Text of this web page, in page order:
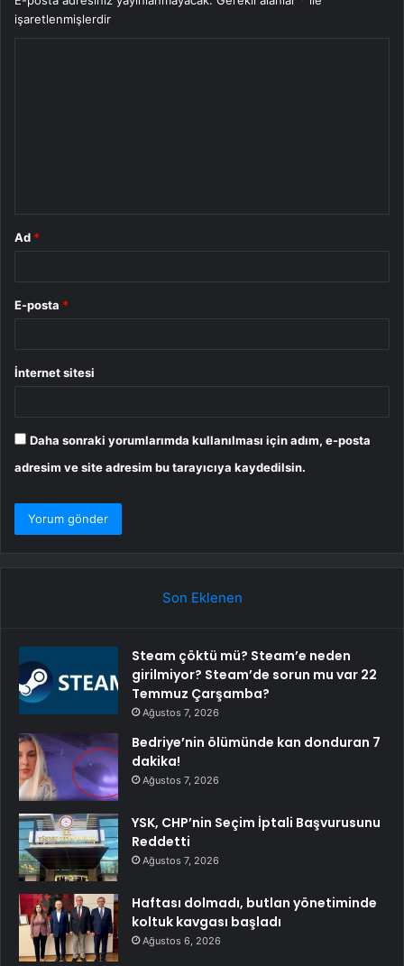
işaretlenmişlerdir
Ad *
E-posta *
İnternet sitesi
Daha sonraki yorumlarımda kullanılması için adım, e-posta
adresim ve site adresim bu tarayıcıya kaydedilsin.
Son Eklenen
Steam çöktü mü? Steam’e neden
girilmiyor? Steam’de sorun mu var 22
Temmuz Çarşamba?
Ağustos 7, 2026
Bedriye’nin ölümünde kan donduran 7
dakika!
Ağustos 7, 2026
YSK, CHP’nin Seçim İptali Başvurusunu
Reddetti
Ağustos 7, 2026
Haftası dolmadı, butlan yönetiminde
koltuk kavgası başladı
Ağustos 6, 2026